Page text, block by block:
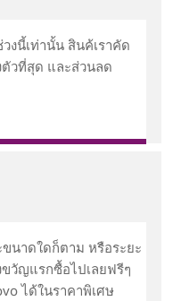
งนี้เท่านั้น สินค้เราคัด
ตัวที่สุด และส่วนลด
นาดใดก็ตาม หรือระยะ
วัญแรกซื้อไปเลยฟรีๆ
ได้ในราคาพิเศษ